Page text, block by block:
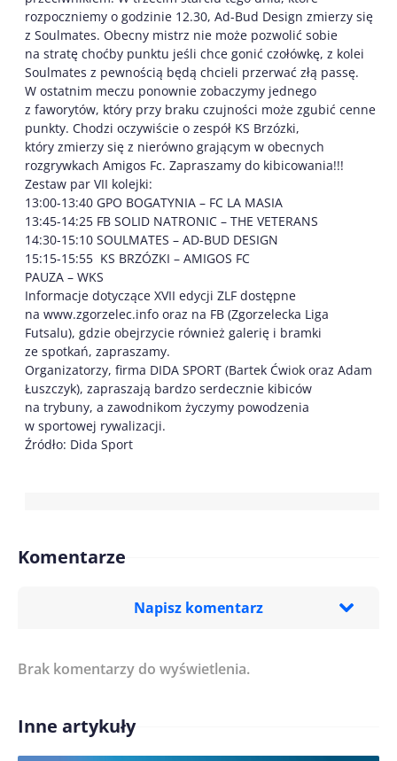
rozpoczniemy o godzinie 12.30, Ad-Bud Design zmierzy się
z Soulmates. Obecny mistrz nie może pozwolić sobie
na stratę choćby punktu jeśli chce gonić czołówkę, z kolei
Soulmates z pewnością będą chcieli przerwać złą passę.
W ostatnim meczu ponownie zobaczymy jednego
z faworytów, który przy braku czujności może zgubić cenne
punkty. Chodzi oczywiście o zespół KS Brzózki,
który zmierzy się z nierówno grającym w obecnych
rozgrywkach Amigos Fc. Zapraszamy do kibicowania!!!
Zestaw par VII kolejki:
13:00-13:40 GPO BOGATYNIA – FC LA MASIA
13:45-14:25 FB SOLID NATRONIC – THE VETERANS
14:30-15:10 SOULMATES – AD-BUD DESIGN
15:15-15:55 KS BRZÓZKI – AMIGOS FC
PAUZA – WKS
Informacje dotyczące XVII edycji ZLF dostępne
na www.zgorzelec.info oraz na FB (Zgorzelecka Liga
Futsalu), gdzie obejrzycie również galerię i bramki
ze spotkań, zapraszamy.
Organizatorzy, firma DIDA SPORT (Bartek Ćwiok oraz Adam
Łuszczyk), zapraszają bardzo serdecznie kibiców
na trybuny, a zawodnikom życzymy powodzenia
w sportowej rywalizacji.
Źródło: Dida Sport
Komentarze
Napisz komentarz
Treść komentarza*
Imię/ Nick*
Brak komentarzy do wyświetlenia.
Inne artykuły